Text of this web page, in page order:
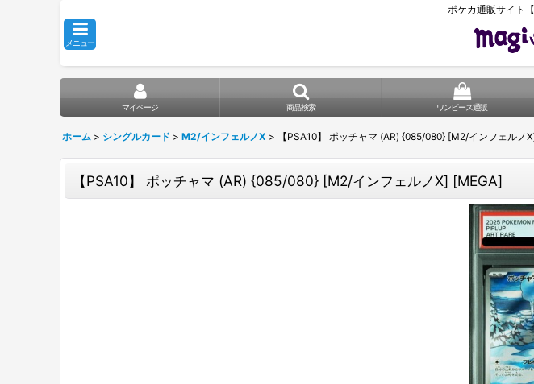
ポケカ通販サイト
メニュー
マイページ 商品検索 ワンピース通販
ホーム > シングルカード > M2/インフェルノX > 【PSA10】 ポッチャマ (AR) {085/080} [M2/インフェルノ
【PSA10】 ポッチャマ (AR) {085/080} [M2/インフェルノX] [MEGA]